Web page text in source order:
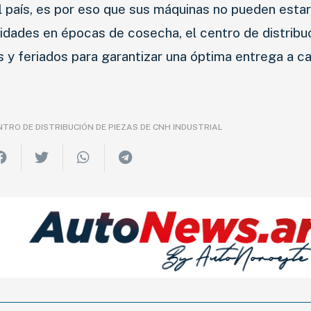
RESP. SOCIAL
CLASIFICADOS
es por eso que sus máquinas no pueden
en épocas de cosecha, el centro de
feriados para garantizar una óptima entrega a
DE DISTRIBUCIÓN DE PIEZAS DE CNH INDUSTRIAL